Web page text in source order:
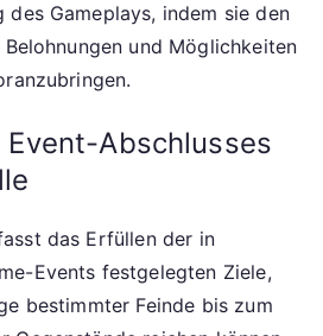
des Gameplays, indem sie den
und Möglichkeiten
Abschlusses
das Erfüllen der in
Events festgelegten Ziele,
bestimmter Feinde bis zum